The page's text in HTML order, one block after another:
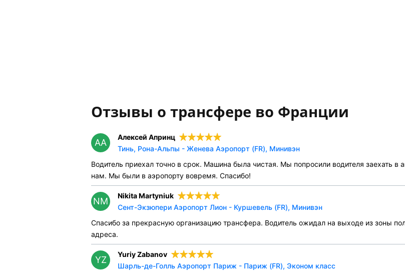
Отзывы о трансфере во Франции
АА
Алексей Апринц
Тинь, Рона-Альпы - Женева Аэропорт (FR), Минивэн
Водитель приехал точно в срок. Машина была чистая. Мы попросили водителя заехать в
нам. Мы были в аэропорту вовремя. Спасибо!
NM
Nikita Martyniuk
Сент-Экзюпери Аэропорт Лион - Куршевель (FR), Минивэн
Спасибо за прекрасную организацию трансфера. Водитель ожидал на выходе из зоны
адреса.
YZ
Yuriy Zabanov
Шарль-де-Голль Аэропорт Париж - Париж (FR), Эконом класс